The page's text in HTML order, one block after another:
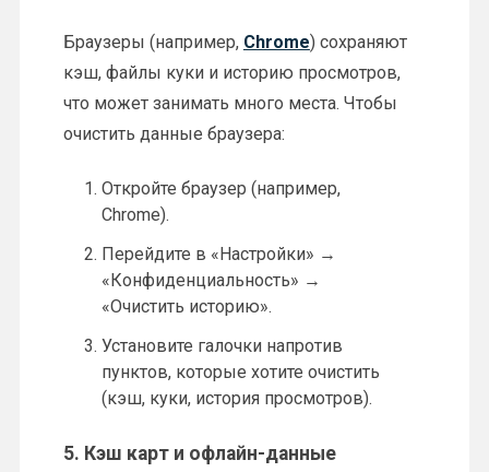
Браузеры (например, Chrome) сохраняют
кэш, файлы куки и историю просмотров,
что может занимать много места. Чтобы
очистить данные браузера:
Откройте браузер (например,
Chrome).
Перейдите в «Настройки» →
«Конфиденциальность» →
«Очистить историю».
Установите галочки напротив
пунктов, которые хотите очистить
(кэш, куки, история просмотров).
5. Кэш карт и офлайн-данные